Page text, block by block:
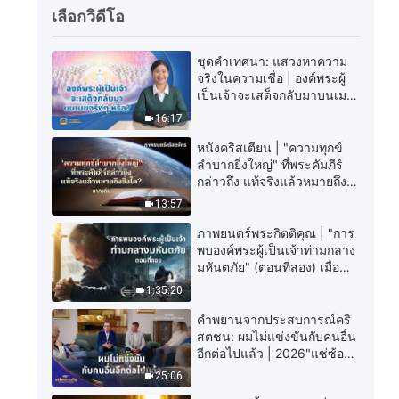
เลือกวิดีโอ
16:17
ชุดคำเทศนา: แสวงหาความ
จริงในความเชื่อ | องค์พระผู้
เป็นเจ้าจะเสด็จกลับมาบนเมฆ
13:57
หนังคริสเตียน | "ความทุกข์
ลำบากยิ่งใหญ่" ที่พระคัมภีร์
กล่าวถึง แท้จริงแล้วหมายถึง
1:35:20
ภาพยนตร์พระกิตติคุณ | "การ
พบองค์พระผู้เป็นเจ้าท่ามกลาง
มหันตภัย" (ตอนที่สอง) เมื่อ
25:06
คำพยานจากประสบการณ์คริ
สตชน: ผมไม่แข่งขันกับคนอื่น
อีกต่อไปแล้ว | 2026"แซ่ซ้อง